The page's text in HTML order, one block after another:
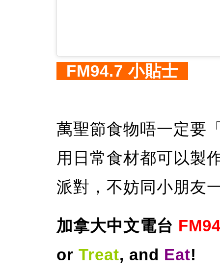
FM94.7 小貼士
萬聖節食物唔一定要
用日常食材都可以製
派對，不妨同小朋友
加拿大中文電台
or Treat, and Eat!